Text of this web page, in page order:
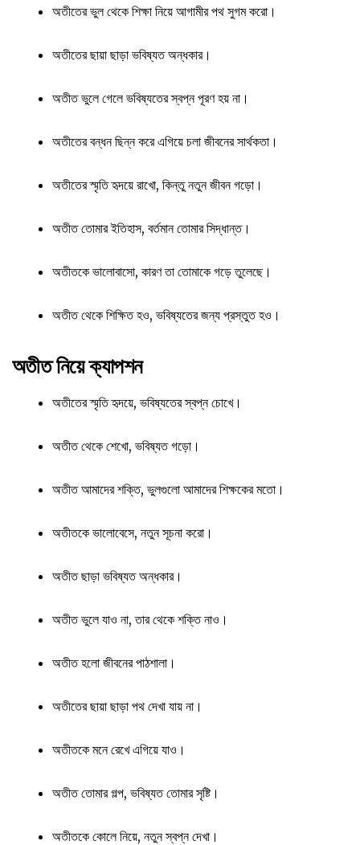
অতীতের ভুল থেকে শিক্ষা নিয়ে আগামীর পথ সুগম করো।
অতীতের ছায়া ছাড়া ভবিষ্যত অন্ধকার।
অতীত ভুলে গেলে ভবিষ্যতের স্বপ্ন পূরণ হয় না।
অতীতের বন্ধন ছিন্ন করে এগিয়ে চলা জীবনের সার্থকতা।
অতীতের স্মৃতি হৃদয়ে রাখো, কিন্তু নতুন জীবন গড়ো।
অতীত তোমার ইতিহাস, বর্তমান তোমার সিদ্ধান্ত।
অতীতকে ভালোবাসো, কারণ তা তোমাকে গড়ে তুলেছে।
অতীত থেকে শিক্ষিত হও, ভবিষ্যতের জন্য প্রস্তুত হও।
অতীত নিয়ে ক্যাপশন
অতীতের স্মৃতি হৃদয়ে, ভবিষ্যতের স্বপ্ন চোখে।
অতীত থেকে শেখো, ভবিষ্যত গড়ো।
অতীত আমাদের শক্তি, ভুলগুলো আমাদের শিক্ষকের মতো।
অতীতকে ভালোবেসে, নতুন সূচনা করো।
অতীত ছাড়া ভবিষ্যত অন্ধকার।
অতীত ভুলে যাও না, তার থেকে শক্তি নাও।
অতীত হলো জীবনের পাঠশালা।
অতীতের ছায়া ছাড়া পথ দেখা যায় না।
অতীতকে মনে রেখে এগিয়ে যাও।
অতীত তোমার গল্প, ভবিষ্যত তোমার সৃষ্টি।
অতীতকে কোলে নিয়ে, নতুন স্বপ্ন দেখা।